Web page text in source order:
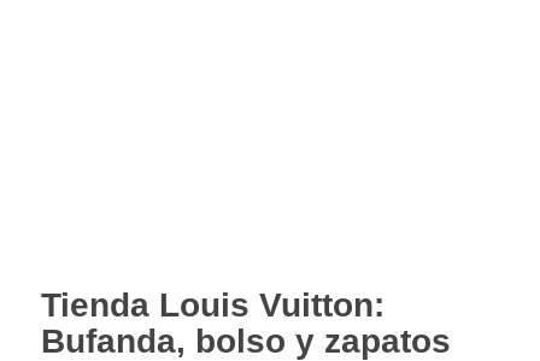
Tienda Louis Vuitton:
Bufanda, bolso y zapatos